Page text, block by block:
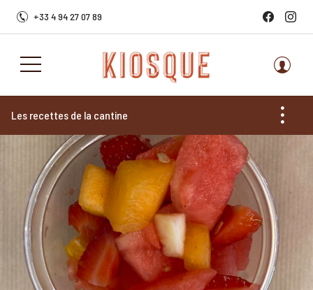
+33 4 94 27 07 89
Les recettes de la cantine
Toute la carte
Salades
Soupes